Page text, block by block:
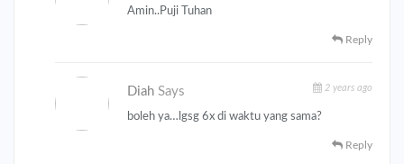
Amin..Puji Tuhan
Reply
DiahSays 2 years ago
boleh ya…lgsg 6x di waktu yang sama?
Reply